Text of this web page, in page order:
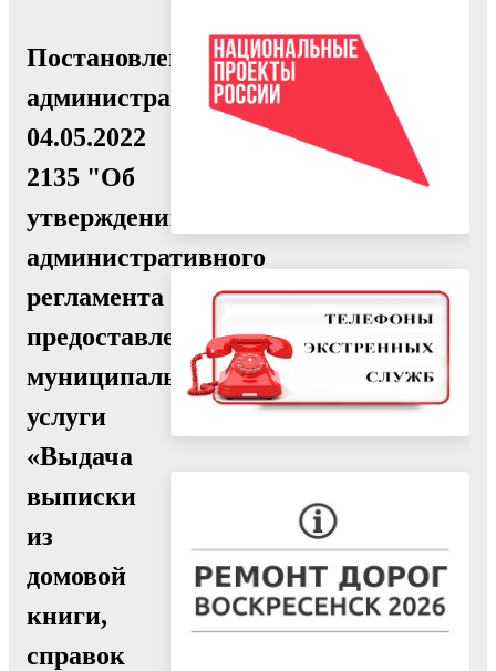
Постановление
администрации
04.05.2022
2135 "Об
утверждении
административного
регламента
предоставления
муниципальной
услуги
«Выдача
выписки
из
домовой
книги,
справок